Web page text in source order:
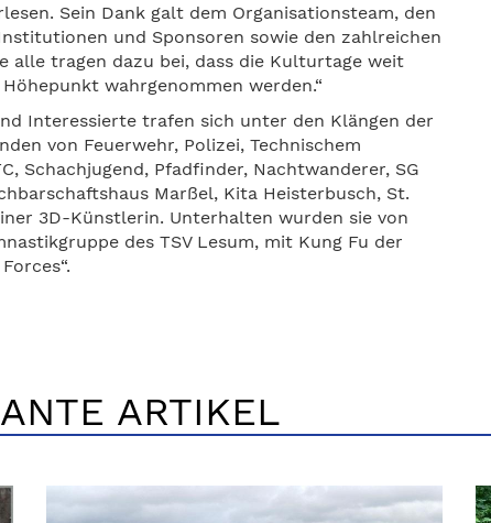
Sein Dank galt dem Organisationsteam, den
und Sponsoren sowie den zahlreichen
alle tragen dazu bei, dass die Kulturtage weit
wahrgenommen werden.“
Interessierte trafen sich unter den Klängen der
von Feuerwehr, Polizei, Technischem
Schachjugend, Pfadfinder, Nachtwanderer, SG
Marßel, Kita Heisterbusch, St.
3D-Künstlerin. Unterhalten wurden sie von
des TSV Lesum, mit Kung Fu der
ARTIKEL